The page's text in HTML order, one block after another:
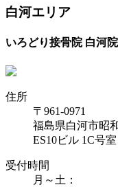
白河エリア
いろどり接骨院 白河院
住所
〒961-0971
福島県白河市昭
ES10ビル 1C号室
受付時間
月～土：